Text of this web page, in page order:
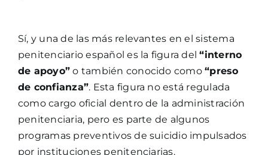
Sí, y una de las más relevantes en el sistema
penitenciario español es la figura del“interno
de apoyo” o también conocido como“preso
de confianza”. Esta figura no está regulada
como cargo oficial dentro de la administración
penitenciaria, pero es parte de algunos
programas preventivos de suicidio impulsados
por instituciones penitenciarias.